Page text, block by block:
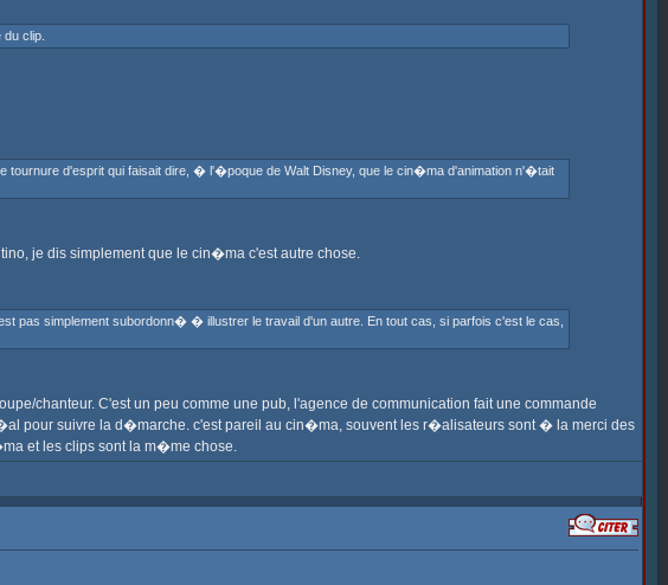
clip.
d'esprit qui faisait dire, � l'�poque de Walt Disney, que le cin�ma d'animation n'�tait
je dis simplement que le cin�ma c'est autre chose.
simplement subordonn� � illustrer le travail d'un autre. En tout cas, si parfois c'est le cas,
chanteur. C'est un peu comme une pub, l'agence de communication fait une commande
pour suivre la d�marche. c'est pareil au cin�ma, souvent les r�alisateurs sont � la merci des
et les clips sont la m�me chose.